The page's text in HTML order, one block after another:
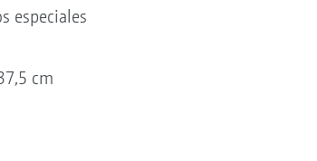
especiales
cm